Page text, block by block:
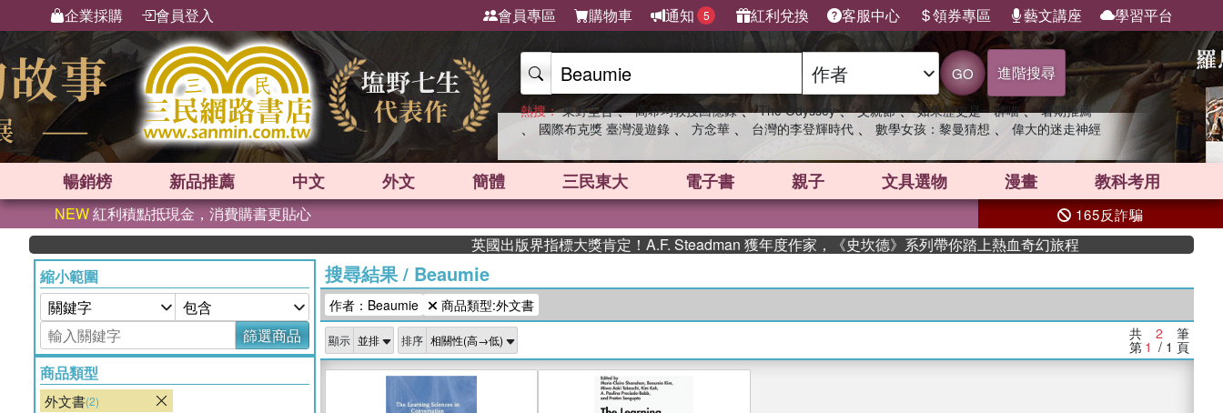
企業採購 會員登入 會員專區 購物車 通知 5 紅利兌換 客服中心 領券專區 藝文講座 學習平台
GO 進階搜尋
熱搜： 東野圭吾 、 高希均教授回憶錄 、 The Odyssey 、 父親節 、 如果歷史是一群喵 、 暑期推薦
、 國際布克獎 臺灣漫遊錄 、 方念華 、 台灣的李登輝時代 、 數學女孩：黎曼猜想 、 偉大的迷走神經
暢銷榜 新品推薦 中文 外文 簡體 三民東大 電子書 親子 文具選物 漫畫 教科考用
NEW紅利積點抵現金，消費購書更貼心 165反詐騙
英國出版界指標大獎肯定！A.F. Steadman 獲年度作家，《史坎德》系列帶你踏上熱血奇幻旅程
縮小範圍
篩選商品
商品類型
外文書(2)
搜尋結果/ Beaumie
作者：Beaumie 商品類型:外文書
顯示 排序 共 2 筆
第 1 / 1 頁